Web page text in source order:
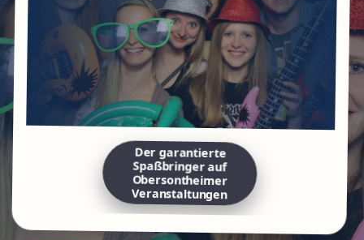
Der garantierte
Spaßbringer auf
Obersontheimer
Veranstaltungen